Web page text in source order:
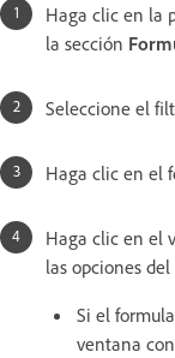
Haga clic en la
la sección
Seleccione el
Haga clic en el
Haga clic en el
las opciones
Si el
ventana